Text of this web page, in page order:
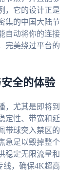
，它的设计正是
集的中国大陆节
自动将你的连接
完美绕过平台的
全的体验
，尤其是即将到
定性、带宽和延
带球突入禁区的
急足以毁掉整个
稳定无限流量和
线，确保4K超高